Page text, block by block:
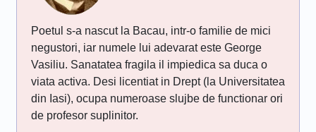
Poetul s-a nascut la Bacau, intr-o familie de mici
negustori, iar numele lui adevarat este George
Vasiliu. Sanatatea fragila il impiedica sa duca o
viata activa. Desi licentiat in Drept (la Universitatea
din Iasi), ocupa numeroase slujbe de functionar ori
de profesor suplinitor.